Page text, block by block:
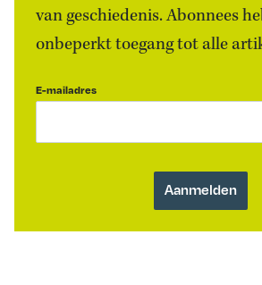
van geschiedenis. Abonnees
onbeperkt toegang tot alle
E-mailadres